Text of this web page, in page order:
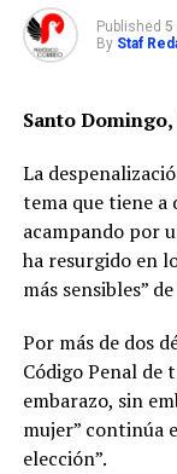
Published 5
By Staf
Santo Domingo,
La
tema que tiene a
acampando por
ha resurgido en
más sensibles”
Por más de dos
Código Penal de
embarazo, sin
mujer” continúa
elección”.